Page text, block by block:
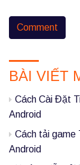
P
r
i
m
a
r
BÀI VIẾT
Cách Cài Đặt
Android
Cách tải game
Android